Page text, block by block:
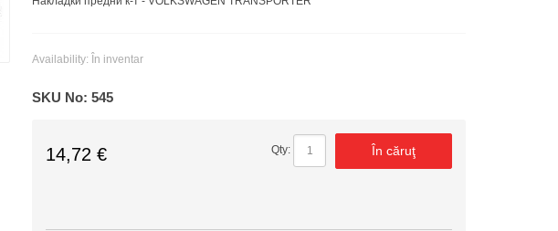
Availability: În inventar
SKU No:545
14,72 € Qty: În căruţ